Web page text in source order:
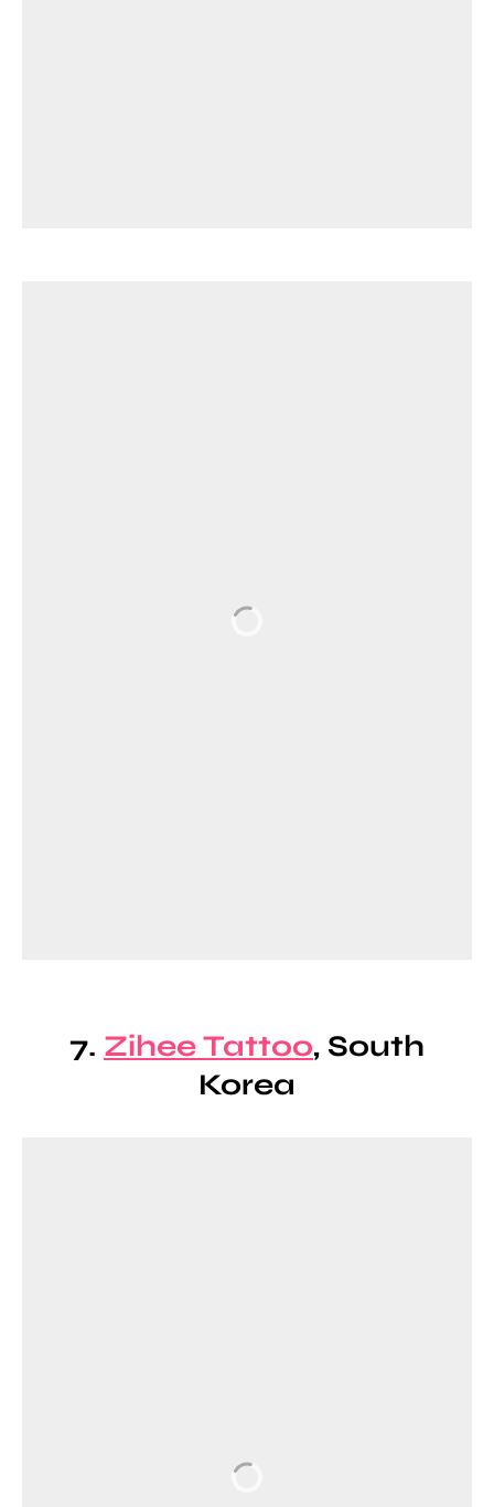
7. Zihee Tattoo, South
Korea